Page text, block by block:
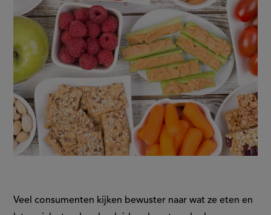
Veel consumenten kijken bewuster naar wat ze eten en